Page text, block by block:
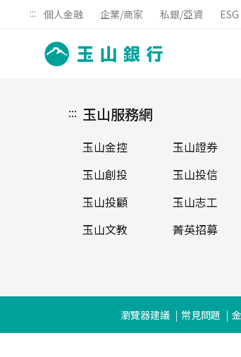
::: 個人金融 企業/商家 私銀/亞資
::: 玉山服務網
玉山金控
玉山證券
玉山創投
玉山投信
玉山投顧
玉山志工
玉山文教
菁英招募
瀏覽器建議 常見問題